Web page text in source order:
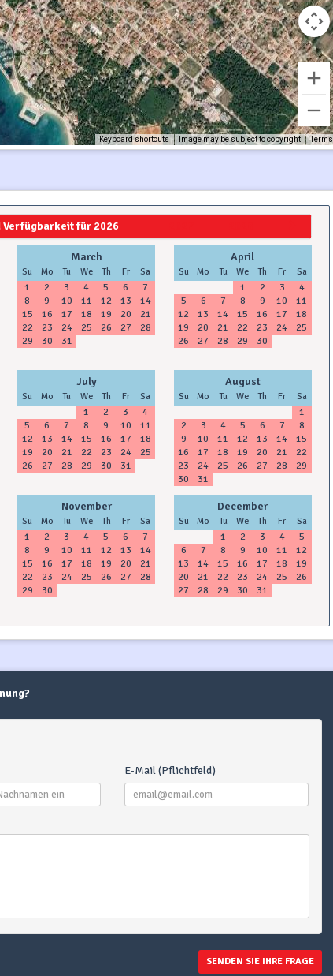
Keyboard shortcuts Image may be subject to copyright Terms
für 2026
March
Su Mo Tu We Th Fr Sa
1 2 3 4 5 6
7
8
9 10 11 12 13
14
15
16 17 18 19 20
21
22
23 24 25 26 27
28
29
30 31
April
Su Mo Tu We Th Fr Sa
1 2 3
4
5
6 7 8 9 10
11
12
13 14 15 16 17
18
19
20 21 22 23 24
25
26
27 28 29 30
July
Su Mo Tu We Th Fr Sa
1 2 3
4
5
6 7 8 9 10
11
12
13 14 15 16 17
18
19
20 21 22 23 24
25
26
27 28 29 30 31
August
Su Mo Tu We Th Fr Sa
1
2
3 4 5 6 7
8
9
10 11 12 13 14
15
16
17 18 19 20 21
22
23
24 25 26 27 28
29
30
31
November
Su Mo Tu We Th Fr Sa
1 2 3 4 5 6
7
8
9 10 11 12 13
14
15
16 17 18 19 20
21
22
23 24 25 26 27
28
29
30
December
Su Mo Tu We Th Fr Sa
1 2 3 4
5
6
7 8 9 10 11
12
13
14 15 16 17 18
19
20
21 22 23 24 25
26
27
28 29 30 31
E-Mail (Pflichtfeld)
SENDEN SIE IHRE FRAGE